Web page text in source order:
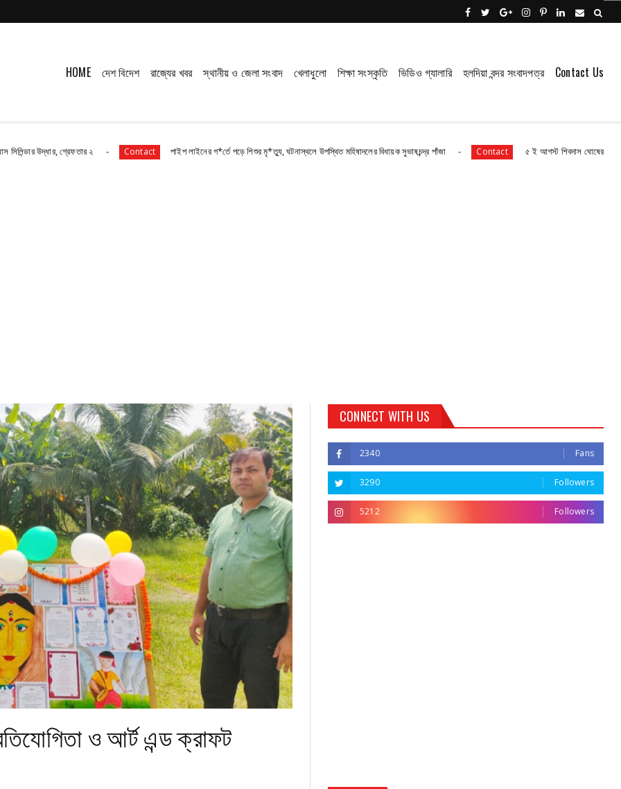
HOME দেশ বিদেশ রাজ্যের খবর স্থানীয় ও জেলা সংবাদ খেলাধুলো শিক্ষা সংস্কৃতি ভিডিও গ্যালারি হলদিয়া বন্দর সংবাদপত্র Contact Us
গ্রেফতার ২ Contact পাইপ লাইনের গ*র্তে পড়ে শিশুর মৃ*ত্যু, ঘটনাস্থলে উপস্থিত মহিষাদলের বিধায়ক সুভাষচন্দ্র পাঁজা Contact ৫ ই আগস্ট শিবদাস ঘোষের ৫১তম স্মরণ দিবস
ও আর্ট এন্ড ক্রাফট
CONNECT WITH US
2340 Fans
3290 Followers
5212 Followers